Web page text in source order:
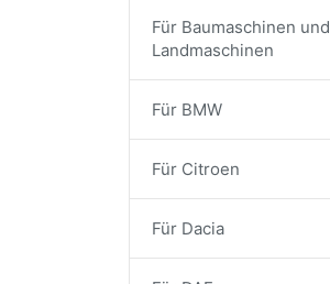
Für Baumaschinen und
Landmaschinen
Für BMW
Für Citroen
Für Dacia